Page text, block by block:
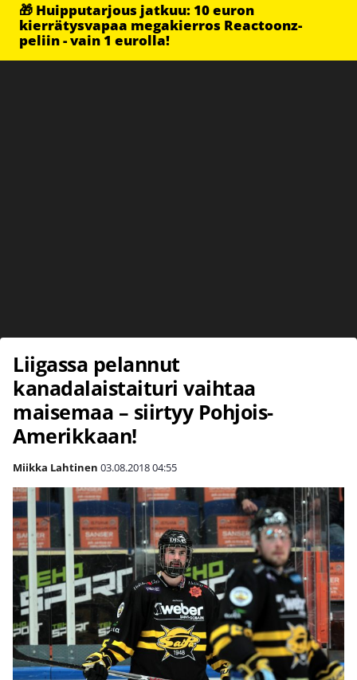
🎁 Huipputarjous jatkuu: 10 euron
kierrätysvapaa megakierros Reactoonz-
peliin - vain 1 eurolla!
Liigassa pelannut
kanadalaistaituri vaihtaa
maisemaa – siirtyy Pohjois-
Amerikkaan!
Miikka Lahtinen 03.08.201804:55